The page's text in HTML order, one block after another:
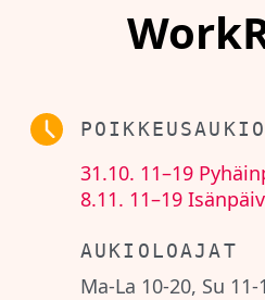
31.10. 11–19
8.11. 11–19
AUKIOLOAJAT
Ma-La 10-20, Su 11-